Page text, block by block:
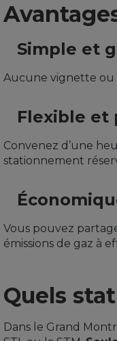
Simple et
Aucune vignette ou
Flexible et
Convenez d’une
stationnement
Vous pouvez
émissions de gaz à
Quels
Dans le Grand